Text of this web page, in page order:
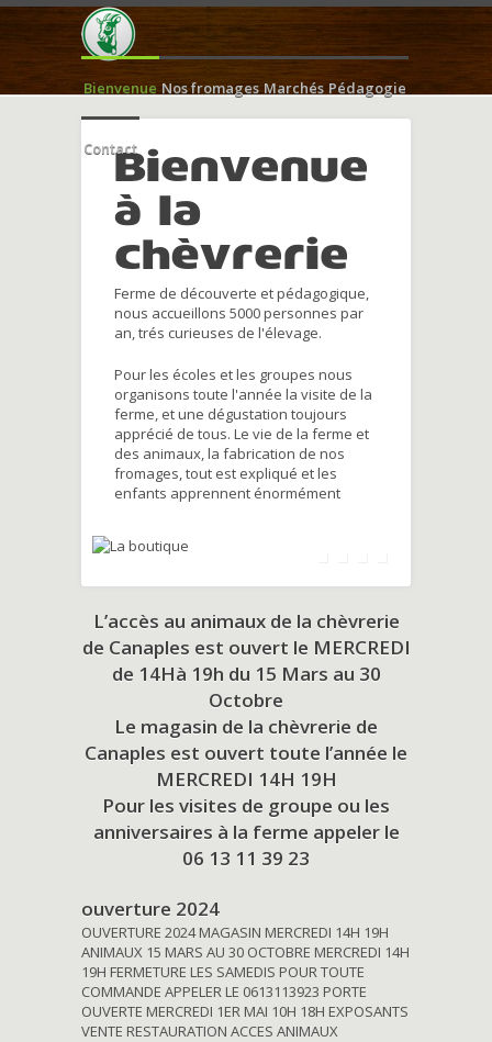
Bienvenue Nos fromages Marchés Pédagogie
ContactBienvenue
à la
chèvrerie
Ferme de découverte et pédagogique,
nous accueillons 5000 personnes par
an, trés curieuses de l'élevage.
Pour les écoles et les groupes nous
organisons toute l'année la visite de la
ferme, et une dégustation toujours
apprécié de tous. Le vie de la ferme et
des animaux, la fabrication de nos
fromages, tout est expliqué et les
enfants apprennent énormément
L’accès au animaux de la chèvrerie
de Canaples est ouvert le MERCREDI
de 14Hà 19h du 15 Mars au 30
Octobre
Le magasin de la chèvrerie de
Canaples est ouvert toute l’année le
MERCREDI 14H 19H
Pour les visites de groupe ou les
anniversaires à la ferme appeler le
06 13 11 39 23
ouverture 2024
OUVERTURE 2024 MAGASIN MERCREDI 14H 19H
ANIMAUX 15 MARS AU 30 OCTOBRE MERCREDI 14H
19H FERMETURE LES SAMEDIS POUR TOUTE
COMMANDE APPELER LE 0613113923 PORTE
OUVERTE MERCREDI 1ER MAI 10H 18H EXPOSANTS
VENTE RESTAURATION ACCES ANIMAUX